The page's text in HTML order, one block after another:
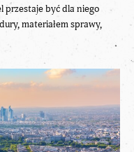
przestaje być dla niego
materiałem sprawy,